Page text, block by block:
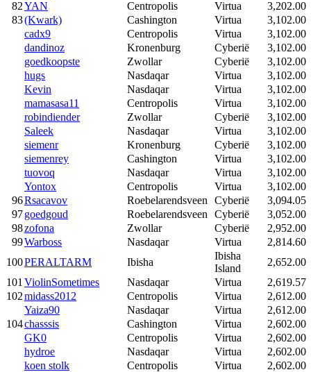
82YAN Centropolis Virtua
3,202.00
83(Kwark) Cashington Virtua
3,102.00
cadx9
Centropolis Virtua
3,102.00
dandinoz
Kronenburg Cyberië
3,102.00
goedkoopste
Zwollar Cyberië
3,102.00
hugs
Nasdaqar Virtua
3,102.00
Kevin
Nasdaqar Virtua
3,102.00
mamasasa11
Centropolis Virtua
3,102.00
robindiender
Zwollar Cyberië
3,102.00
Saleek
Nasdaqar Virtua
3,102.00
siemenr
Kronenburg Cyberië
3,102.00
siemenrey
Cashington Virtua
3,102.00
tuovoq
Nasdaqar Virtua
3,102.00
Yontox
Centropolis Virtua
3,102.00
96Rsacavov Roebelarendsveen Cyberië
3,094.05
97goedgoud Roebelarendsveen Cyberië
3,052.00
98zofona Zwollar Cyberië
2,952.00
99Warboss Nasdaqar Virtua
2,814.60
100PERALTARM Ibisha
Ibisha
Island
2,652.00
101 ViolinSometimes Nasdaqar Virtua
2,619.57
102midass2012 Centropolis Virtua
2,612.00
Yaiza90
Nasdaqar Virtua
2,612.00
104chasssis Cashington Virtua
2,602.00
GK0
Centropolis Virtua
2,602.00
hydroe
Nasdaqar Virtua
2,602.00
koen stolk
Centropolis Virtua
2,602.00